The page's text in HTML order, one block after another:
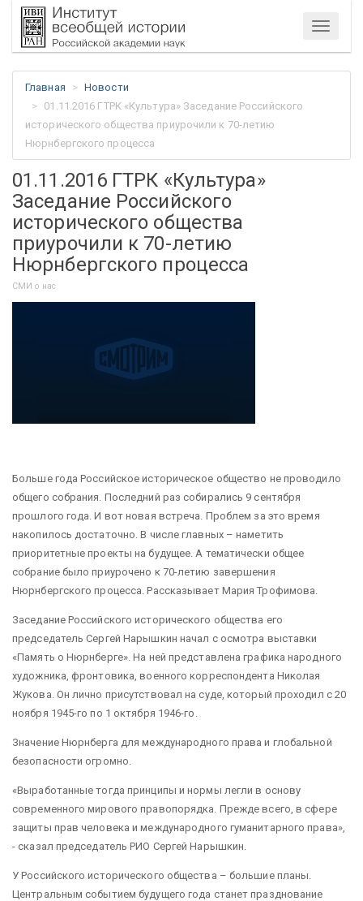
Меню
Главная
Новости
01.11.2016 ГТРК «Культура» Заседание Российского
исторического общества приурочили к 70-летию
Нюрнбергского процесса
01.11.2016 ГТРК «Культура»
Заседание Российского
исторического общества
приурочили к 70-летию
Нюрнбергского процесса
СМИ о нас
Больше года Российское историческое общество не проводило
общего собрания. Последний раз собирались 9 сентября
прошлого года. И вот новая встреча. Проблем за это время
накопилось достаточно. В числе главных – наметить
приоритетные проекты на будущее. А тематически общее
собрание было приурочено к 70-летию завершения
Нюрнбергского процесса. Рассказывает Мария Трофимова.
Заседание Российского исторического общества его
председатель Сергей Нарышкин начал с осмотра выставки
«Память о Нюрнберге». На ней представлена графика народного
художника, фронтовика, военного корреспондента Николая
Жукова. Он лично присутствовал на суде, который проходил с 20
ноября 1945-го по 1 октября 1946-го.
Значение Нюрнберга для международного права и глобальной
безопасности огромно.
«Выработанные тогда принципы и нормы легли в основу
современного мирового правопорядка. Прежде всего, в сфере
защиты прав человека и международного гуманитарного права»,
- сказал председатель РИО Сергей Нарышкин.
У Российского исторического общества – большие планы.
Центральным событием будущего года станет празднование